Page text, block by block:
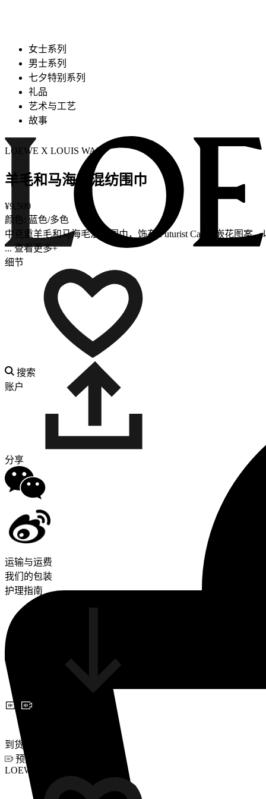
女士系列
男士系列
七夕特别系列
礼品
艺术与工艺
故事
搜索
账户
LOEWE X LOUIS WAIN
羊毛和马海毛混纺围巾
¥9,500
颜色: 蓝色/多色
中克重羊毛和马海毛混纺围巾，饰有 Futurist Cat 和嵌花图案
... 查看更多+
细节
分享
运输与运费
我们的包装
护理指南
到货通知
预约视频咨询
LOEWE X LOUIS WAIN